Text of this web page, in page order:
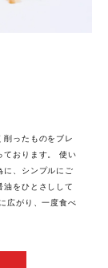
削ったものをブレ
ております。 使い
に、シンプルにご
油をひとさしして
広がり、一度食べ